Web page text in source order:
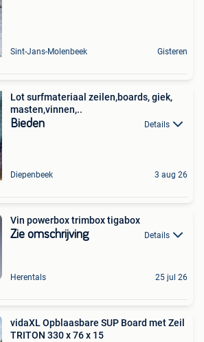
Sint-Jans-Molenbeek Gisteren
Lot surfmateriaal zeilen,boards, giek,
masten,vinnen,..
Bieden Details
Diepenbeek 3 aug 26
Vin powerbox trimbox tigabox
Zie omschrijving Details
Herentals 25 jul 26
vidaXL Opblaasbare SUP Board met Zeil
TRITON 330 x 76 x 15